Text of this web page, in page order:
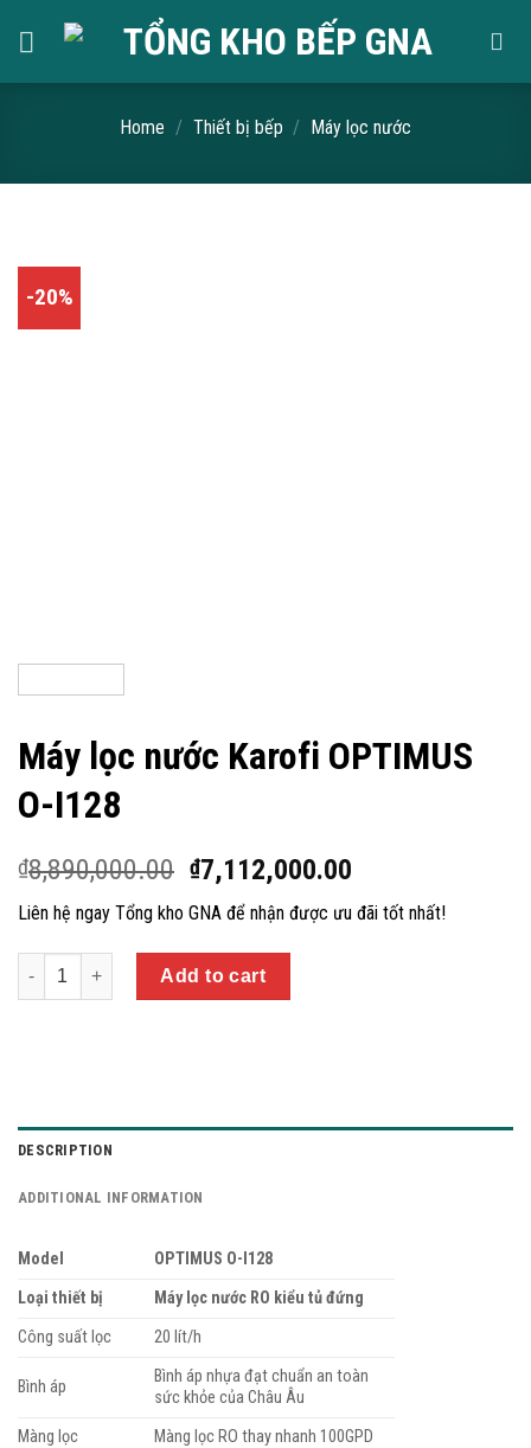
Home / Thiết bị bếp / Máy lọc nước
-20%
Máy lọc nước Karofi OPTIMUS
O-I128
₫8,890,000.00 ₫7,112,000.00
Liên hệ ngay Tổng kho GNA để nhận được ưu đãi tốt nhất!
Quantity
Add to cart
DESCRIPTION
ADDITIONAL INFORMATION
Model
OPTIMUS O-I128
Loại thiết bị
Máy lọc nước RO kiểu tủ đứng
Công suất lọc
20 lít/h
Bình áp
Bình áp nhựa đạt chuẩn an toàn
sức khỏe của Châu Âu
Màng lọc
Màng lọc RO thay nhanh 100GPD